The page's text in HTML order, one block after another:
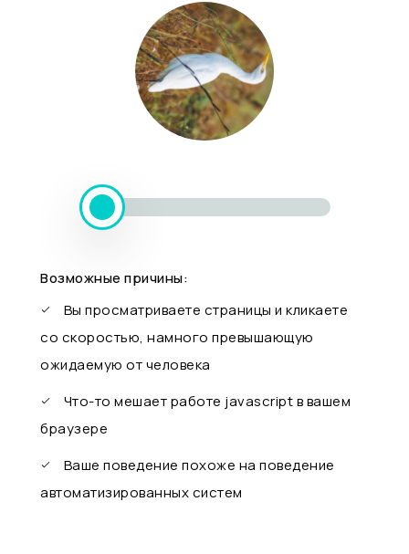
Возможные причины:
Вы просматриваете страницы и кликаете
со скоростью, намного превышающую
ожидаемую от человека
Что-то мешает работе javascript в вашем
браузере
Ваше поведение похоже на поведение
автоматизированных систем